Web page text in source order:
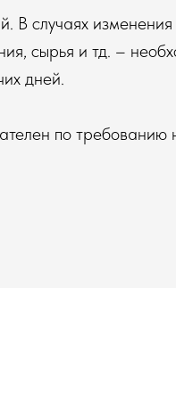
В случаях изменения
сырья и тд. –
дней.
по требованию